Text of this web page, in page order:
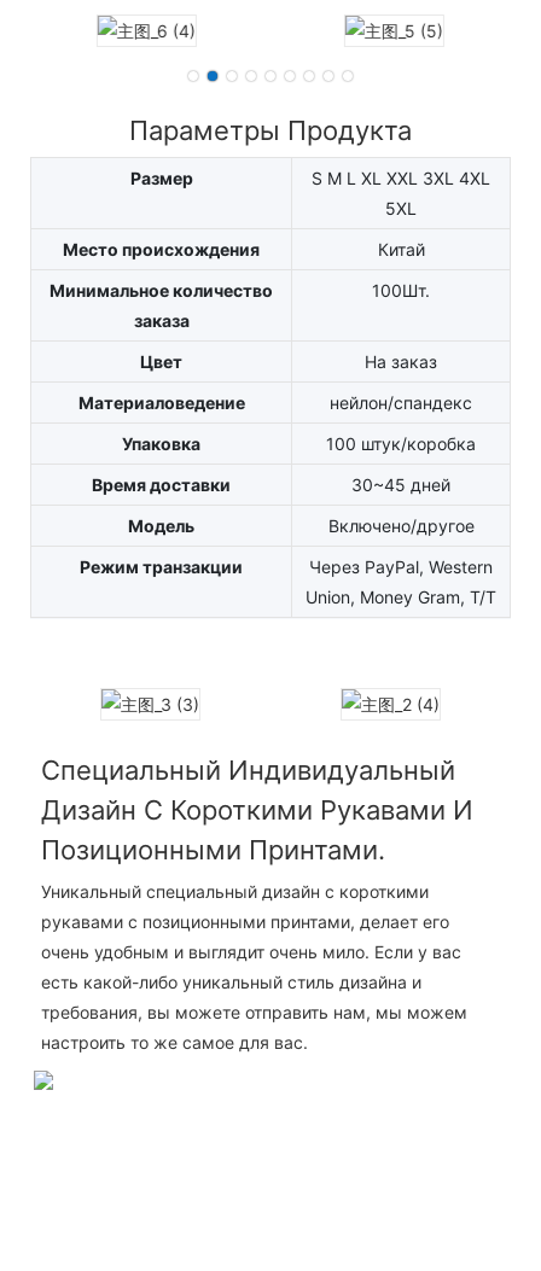
Параметры Продукта
Размер
S M L XL XXL 3XL 4XL
5XL
Место происхождения
Китай
Минимальное количество
заказа
100Шт.
Цвет
На заказ
Материаловедение
нейлон/спандекс
Упаковка
100 штук/коробка
Время доставки
30~45 дней
Модель
Включено/другое
Режим транзакции
Через PayPal, Western
Union, Money Gram, T/T
Специальный Индивидуальный
Дизайн С Короткими Рукавами И
Позиционными Принтами.
Уникальный специальный дизайн с короткими
рукавами с позиционными принтами, делает его
очень удобным и выглядит очень мило. Если у вас
есть какой-либо уникальный стиль дизайна и
требования, вы можете отправить нам, мы можем
настроить то же самое для вас.